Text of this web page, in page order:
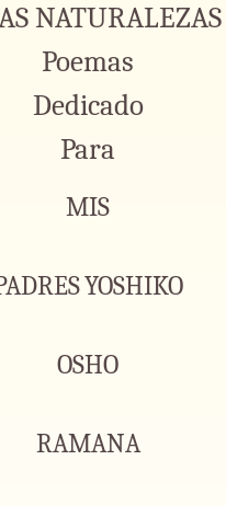
NATURALEZAS
Poemas
Dedicado
Para
MIS
YOSHIKO
OSHO
RAMANA